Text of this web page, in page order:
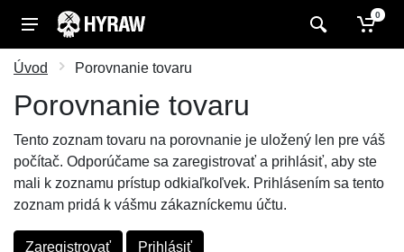
0
Úvod Porovnanie tovaru
Porovnanie tovaru
Tento zoznam tovaru na porovnanie je uložený len pre váš
počítač. Odporúčame sa zaregistrovať a prihlásiť, aby ste
mali k zoznamu prístup odkiaľkoľvek. Prihlásením sa tento
zoznam pridá k vášmu zákazníckemu účtu.
Zaregistrovať Prihlásiť